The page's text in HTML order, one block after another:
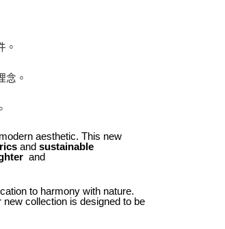
。
念。
aesthetic. This new
andsustainable
and
to harmony with nature.
collection is designed to be